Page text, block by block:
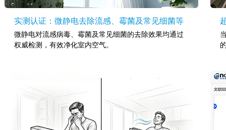
实测认证：微静电去除流感、霉菌及常见细菌等
微静电对流感病毒、霉菌及常见细菌的去除效果均通过
权威检测，有效净化室内空气。